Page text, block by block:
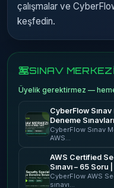
çalışmalar ve
keşfedin.
SINAV MERKEZİ
Üyelik gerektirmez —
CyberFlow
Deneme Sınavları
CyberFlow Sınav
AWS…
AWS Certified
Sınavı – 65 Soru
CyberFlow AWS
sınavı…